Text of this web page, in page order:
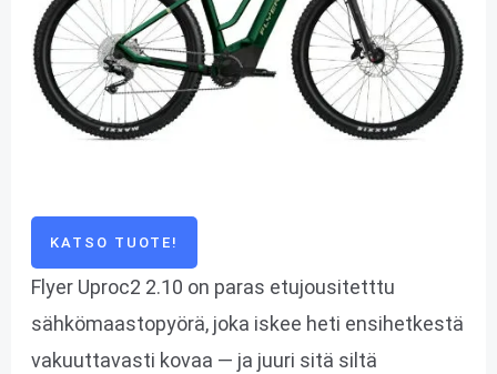
KATSO TUOTE!
Flyer Uproc2 2.10 on paras etujousitetttu
sähkömaastopyörä, joka iskee heti ensihetkestä
vakuuttavasti kovaa — ja juuri sitä siltä